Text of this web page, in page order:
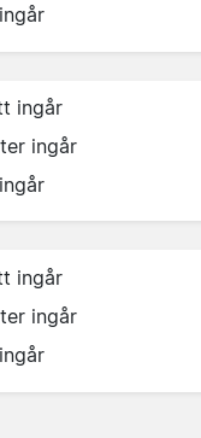
ingår
ingår
ingår
ingår